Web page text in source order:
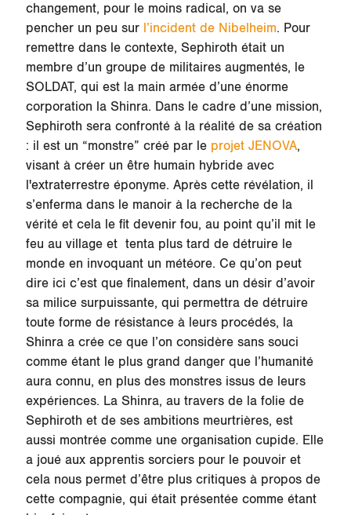
changement, pour le moins radical, on va se
pencher un peu sur l’incident de Nibelheim. Pour
remettre dans le contexte, Sephiroth était un
membre d’un groupe de militaires augmentés, le
SOLDAT, qui est la main armée d’une énorme
corporation la Shinra. Dans le cadre d’une mission,
Sephiroth sera confronté à la réalité de sa création
: il est un “monstre” créé par le projet JENOVA,
visant à créer un être humain hybride avec
l'extraterrestre éponyme. Après cette révélation, il
s’enferma dans le manoir à la recherche de la
vérité et cela le fit devenir fou, au point qu’il mit le
feu au village et tenta plus tard de détruire le
monde en invoquant un météore. Ce qu’on peut
dire ici c’est que finalement, dans un désir d’avoir
sa milice surpuissante, qui permettra de détruire
toute forme de résistance à leurs procédés, la
Shinra a crée ce que l’on considère sans souci
comme étant le plus grand danger que l’humanité
aura connu, en plus des monstres issus de leurs
expériences. La Shinra, au travers de la folie de
Sephiroth et de ses ambitions meurtrières, est
aussi montrée comme une organisation cupide. Elle
a joué aux apprentis sorciers pour le pouvoir et
cela nous permet d’être plus critiques à propos de
cette compagnie, qui était présentée comme étant